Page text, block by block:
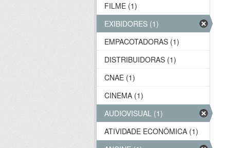
FILME (1)
EXIBIDORES (1)
EMPACOTADORAS (1)
DISTRIBUIDORAS (1)
CNAE (1)
CINEMA (1)
AUDIOVISUAL (1)
ATIVIDADE ECONÔMICA (1)